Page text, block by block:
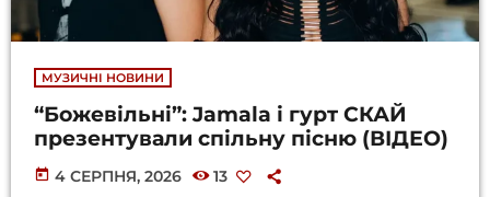
МУЗИЧНІ НОВИНИ
“Божевільні”: Jamala і гурт СКАЙ
презентували спільну пісню (ВІДЕО)
today 4 СЕРПНЯ, 2026 13